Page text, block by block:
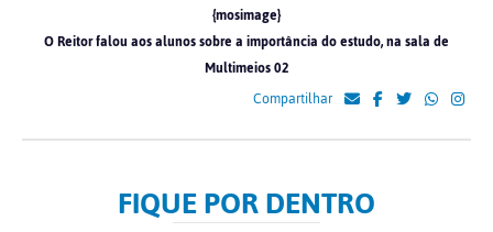
{mosimage}
O Reitor falou aos alunos sobre a importância do estudo, na sala de
Multimeios 02
Compartilhar
FIQUE POR DENTRO